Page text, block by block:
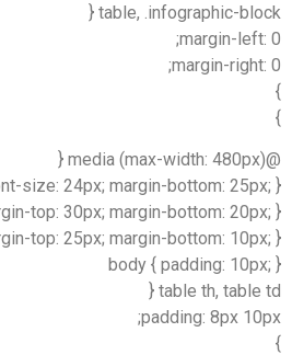
table, .infographic-block {
margin-left: 0;
margin-right: 0;
}
}
@media (max-width: 480px) {
size: 24px; margin-bottom: 25px; }
top: 30px; margin-bottom: 20px; }
top: 25px; margin-bottom: 10px; }
body { padding: 10px; }
table th, table td {
padding: 8px 10px;
}